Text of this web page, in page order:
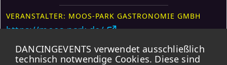
VERANSTALTER: MOOS-PARK GASTRONOMIE GMBH
https://moos-park.de/
Weitere Events
DANCINGEVENTS verwendet ausschließlich
technisch notwendige Cookies. Diese sind